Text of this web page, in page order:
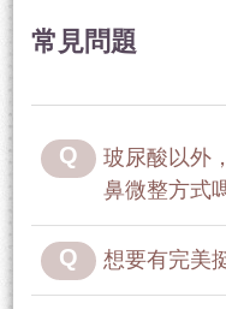
常見問題
玻尿酸以外
鼻微整方式
想要有完美